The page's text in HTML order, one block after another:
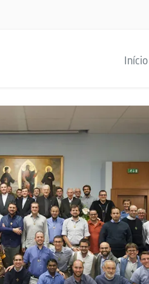
Início